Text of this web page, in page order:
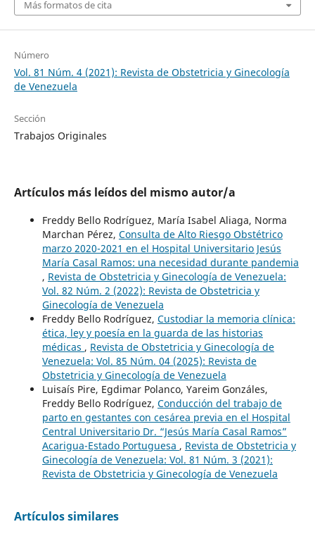
Más formatos de cita
Número
Vol. 81 Núm. 4 (2021): Revista de Obstetricia y Ginecología
de Venezuela
Sección
Trabajos Originales
Artículos más leídos del mismo autor/a
Freddy Bello Rodríguez, María Isabel Aliaga, Norma
Marchan Pérez, Consulta de Alto Riesgo Obstétrico
marzo 2020-2021 en el Hospital Universitario Jesús
María Casal Ramos: una necesidad durante pandemia
, Revista de Obstetricia y Ginecología de Venezuela:
Vol. 82 Núm. 2 (2022): Revista de Obstetricia y
Ginecología de Venezuela
Freddy Bello Rodríguez, Custodiar la memoria clínica:
ética, ley y poesía en la guarda de las historias
médicas , Revista de Obstetricia y Ginecología de
Venezuela: Vol. 85 Núm. 04 (2025): Revista de
Obstetricia y Ginecología de Venezuela
Luisaís Pire, Egdimar Polanco, Yareim Gonzáles,
Freddy Bello Rodríguez, Conducción del trabajo de
parto en gestantes con cesárea previa en el Hospital
Central Universitario Dr. “Jesús María Casal Ramos”
Acarigua-Estado Portuguesa , Revista de Obstetricia y
Ginecología de Venezuela: Vol. 81 Núm. 3 (2021):
Revista de Obstetricia y Ginecología de Venezuela
Artículos similares